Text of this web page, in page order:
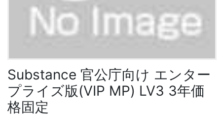
Substance 官公庁向け エンター
プライズ版(VIP MP) LV3 3年価
格固定